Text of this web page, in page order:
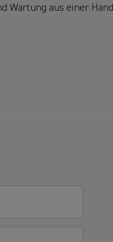
Wartung aus einer Hand.